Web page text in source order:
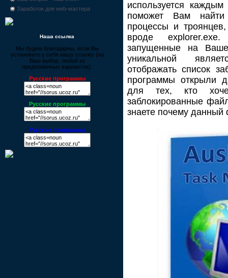
Заработок для web-мастера
Наша ссылка
Мы будем благодарны, если Вы
установите у себя нашу ссылку (на
Ваш выбор, любой из
предложенных вариантов):
Русские программы
Русские программы
Русские программы
используется
поможет Вам найти
процессы и
вроде
запущенные на
уникальной
отображать список
программы открыли
для тех, кто
заблокированные
знаете почему